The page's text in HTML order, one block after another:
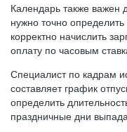
Календарь также важен
нужно точно
корректно начислить
оплату по часовым
Специалист по кадрам
составляет график
определить
праздничные дни